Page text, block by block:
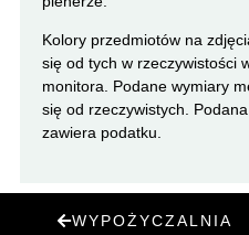
Kolory przedmiotów na
się od tych w rzeczywistości
monitora. Podane wymiary
się od rzeczywistych.
zawiera podatku.
WYPOŻYCZALNIA